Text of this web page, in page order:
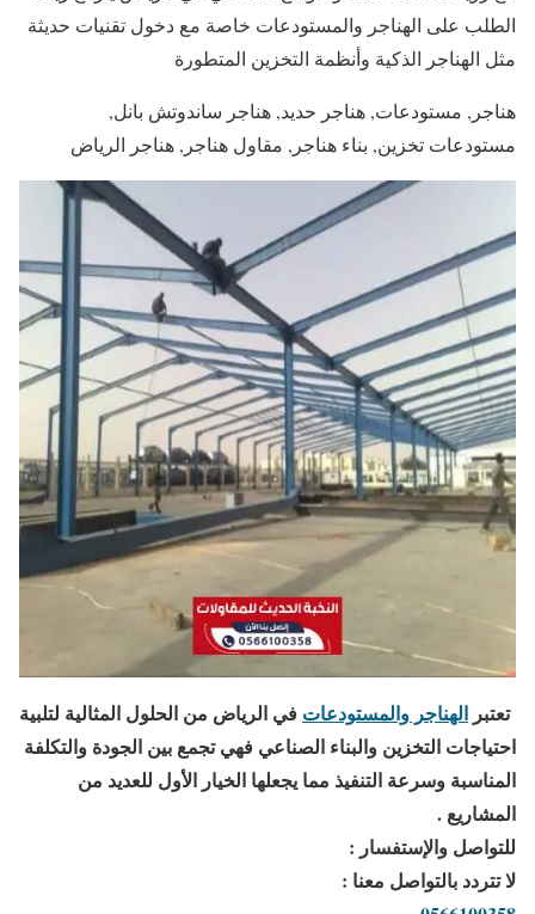
الطلب على الهناجر والمستودعات خاصة مع دخول تقنيات حديثة
مثل الهناجر الذكية وأنظمة التخزين المتطورة
هناجر, مستودعات, هناجر حديد, هناجر ساندوتش بانل,
مستودعات تخزين, بناء هناجر, مقاول هناجر, هناجر الرياض
تعتبر الهناجر والمستودعات في الرياض من الحلول المثالية لتلبية
احتياجات التخزين والبناء الصناعي فهي تجمع بين الجودة والتكلفة
المناسبة وسرعة التنفيذ مما يجعلها الخيار الأول للعديد من
المشاريع .
للتواصل والإستفسار :
لا تتردد بالتواصل معنا :